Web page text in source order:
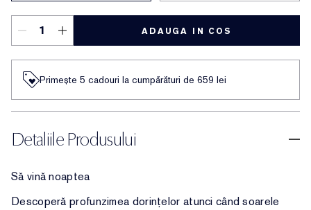
ADAUGA IN COS
Primește 5 cadouri la cumpărături de 659 lei
Detaliile Produsului
Să vină noaptea
Descoperă profunzimea dorințelor atunci când soarele